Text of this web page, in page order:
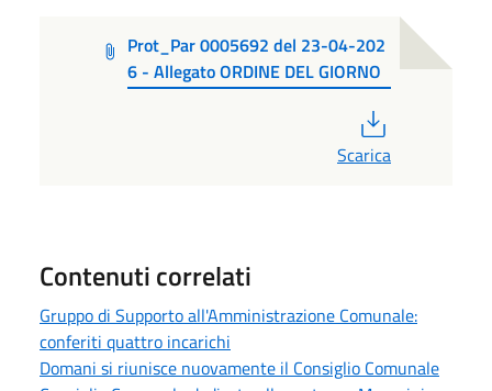
Prot_Par 0005692 del 23-04-202
6 - Allegato ORDINE DEL GIORNO
Scarica
Contenuti correlati
Gruppo di Supporto all'Amministrazione Comunale:
conferiti quattro incarichi
Domani si riunisce nuovamente il Consiglio Comunale